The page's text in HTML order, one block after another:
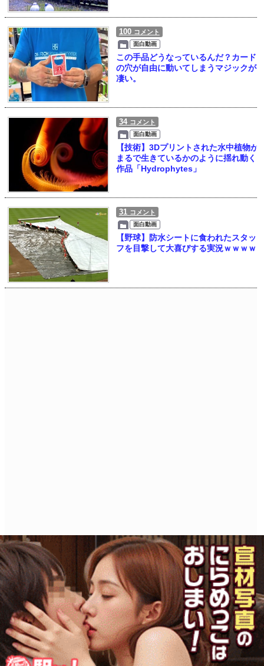
100 コメント
面白動画
この手品どうなっているんだ？カード
の穴が自由に動いてしまうマジックが
凄い。
34 コメント
面白動画
【技術】3Dプリントされた水中植物が
まるで生きているかのように揺れ動く
作品「Hydrophytes」
31 コメント
面白動画
【野球】防水シートに食われたスタッ
フを目撃して大喜びする実況ｗｗｗｗ